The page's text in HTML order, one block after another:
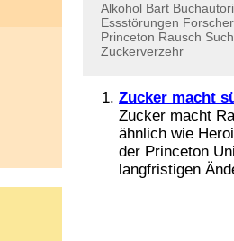
Alkohol Bart
Essstörungen
Princeton Rausch
Zuckerverzehr
Zucker macht
Zucker macht
ähnlich wie
der Princeton
langfristigen